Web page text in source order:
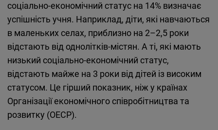
соціально-економічний статус на 14% визначає
успішність учня. Наприклад, діти, які навчаються
в маленьких селах, приблизно на 2–2,5 роки
відстають від однолітків-містян. А ті, які мають
низький соціально-економічний статус,
відстають майже на 3 роки від дітей із високим
статусом. Це гірший показник, ніж у країнах
Організації економічного співробітництва та
розвитку (ОЕСР).